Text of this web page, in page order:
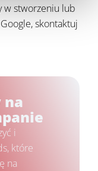
w stworzeniu lub
skontaktuj
na
i
które
na